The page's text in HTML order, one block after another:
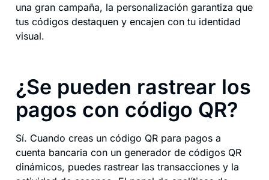
una gran campaña, la personalización garantiza que
tus códigos destaquen y encajen con tu identidad
visual.
¿Se pueden rastrear los
pagos con código QR?
Sí. Cuando creas un código QR para pagos a
cuenta bancaria con un generador de códigos QR
dinámicos, puedes rastrear las transacciones y la